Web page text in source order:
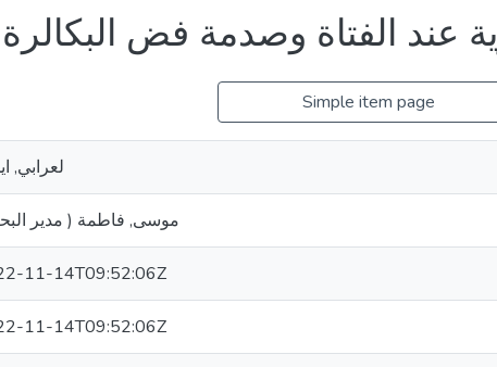
عند الفتاة وصدمة فض
Simple item page
لعرابي,
موسى, فاطمة ( مدير
11-14T09:52:06Z
11-14T09:52:06Z